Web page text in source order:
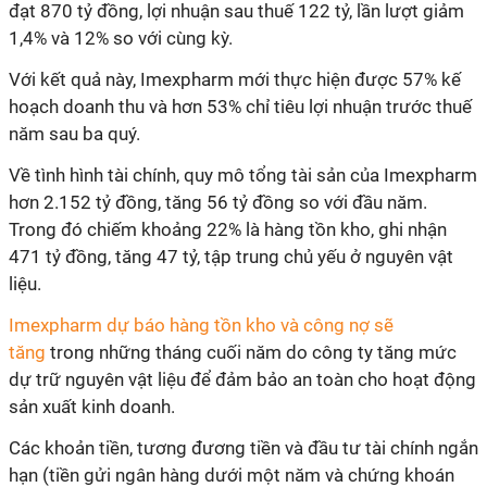
đạt 870 tỷ đồng, lợi nhuận sau thuế 122 tỷ, lần lượt giảm
1,4% và 12% so với cùng kỳ.
Với kết quả này, Imexpharm mới thực hiện được 57% kế
hoạch doanh thu và hơn 53% chỉ tiêu lợi nhuận trước thuế
năm sau ba quý.
Về tình hình tài chính, quy mô tổng tài sản của Imexpharm
hơn 2.152 tỷ đồng, tăng 56 tỷ đồng so với đầu năm.
Trong đó chiếm khoảng 22% là hàng tồn kho, ghi nhận
471 tỷ đồng, tăng 47 tỷ, tập trung chủ yếu ở nguyên vật
liệu.
Imexpharm dự báo hàng tồn kho và công nợ sẽ
tăng trong những tháng cuối năm do công ty tăng mức
dự trữ nguyên vật liệu để đảm bảo an toàn cho hoạt động
sản xuất kinh doanh.
Các khoản tiền, tương đương tiền và đầu tư tài chính ngắn
hạn (tiền gửi ngân hàng dưới một năm và chứng khoán